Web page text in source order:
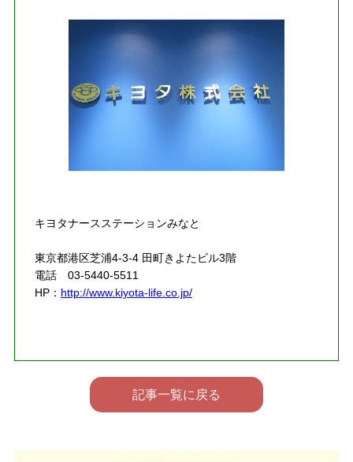
キヨタナースステーションみなと
東京都港区芝浦4-3-4 田町きよたビル3階
電話 03-5440-5511
HP： http://www.kiyota-life.co.jp/
記事一覧に戻る